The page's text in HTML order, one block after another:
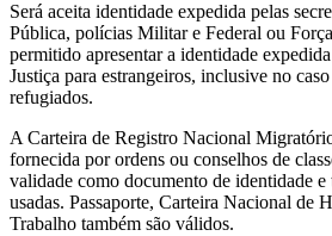
Será aceita identidade expedida pelas
Pública, polícias Militar e Federal ou
permitido apresentar a identidade
Justiça para estrangeiros, inclusive no
refugiados.
A Carteira de Registro Nacional
fornecida por ordens ou conselhos de
validade como documento de identidade e
usadas. Passaporte, Carteira Nacional de
Trabalho também são válidos.